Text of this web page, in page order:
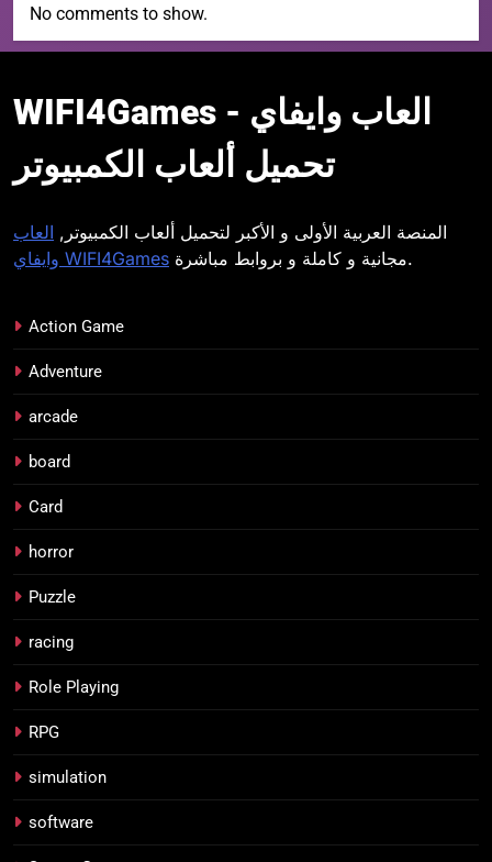
No comments to show.
WIFI4Games العاب
وايفايWIFI4Games العاب وايفاي -
تحميل ألعاب الكمبيوتر
المنصة العربية الأولى و الأكبر لتحميل ألعاب الكمبيوتر, العاب
وايفاي WIFI4Games
مجانية و كاملة و بروابط مباشرة.
Action Game
Adventure
arcade
board
Card
horror
Puzzle
racing
Role Playing
RPG
simulation
software